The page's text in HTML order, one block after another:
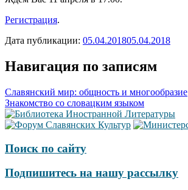
Регистрация.
Дата публикации: 05.04.201805.04.2018
Навигация по записям
Славянский мир: общность и многообразие
Знакомство со словацким языком
Поиск по сайту
Подпишитесь на нашу рассылку